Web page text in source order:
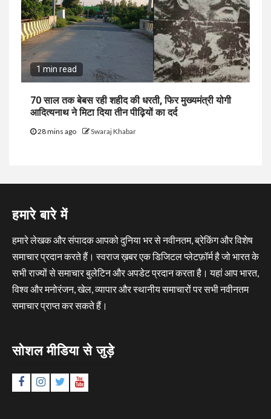
1 min read
70 साल तक बेबस रही शहीद की धरती, फिर मुख्यमंत्री योगी
आदित्यनाथ ने मिटा दिया तीन पीढ़ियों का दर्द
28 mins ago Swaraj Khabar
हमारे बारे में
हमारे लेखक और संपादक आपको दुनिया भर से नवीनतम, ब्रेकिंग और विशेष
समाचार प्रदान करते हैं। स्वराज ख़बर एक डिजिटल प्लेटफ़ॉर्म है जो भारत के
सभी राज्यों से समाचार बुलेटिन और अपडेट प्रदान करता है। यहां आप भारत,
विश्व और मनोरंजन, खेल, व्यापार और स्थानीय समाचारों पर सभी नवीनतम
समाचार प्राप्त कर सकते हैं।
सोशल मीडिया से जुड़े
FacebookInstagram
TwitterYouTube